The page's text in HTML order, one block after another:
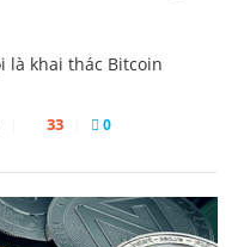
là khai thác Bitcoin
33 0